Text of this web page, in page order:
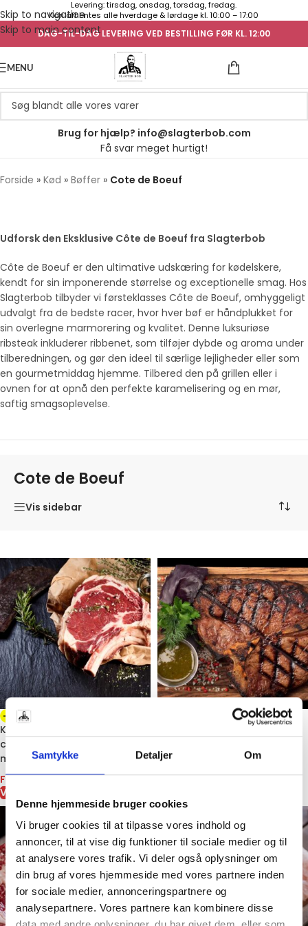
Samtykke Detaljer Om
Denne hjemmeside bruger cookies
Vi bruger cookies til at tilpasse vores indhold og
annoncer, til at vise dig funktioner til sociale medier og til
at analysere vores trafik. Vi deler også oplysninger om
din brug af vores hjemmeside med vores partnere inden
for sociale medier, annonceringspartnere og
analysepartnere. Vores partnere kan kombinere disse
Skip to navigation
Skip to main content
Levering: tirsdag, onsdag, torsdag, fredag.
Kan afhentes alle hverdage & lørdage kl. 10:00 – 17:00
DAG-TIL-DAG LEVERING VED BESTILLING FØR KL. 12:00
MENU
Brug for hjælp? info@slagterbob.com
Få svar meget hurtigt!
Forside » Kød » Bøffer » Cote de Boeuf
Udforsk den Eksklusive Côte de Boeuf fra Slagterbob
Côte de Boeuf er den ultimative udskæring for kødelskere,
kendt for sin imponerende størrelse og exceptionelle smag. Hos
Slagterbob tilbyder vi førsteklasses Côte de Boeuf, omhyggeligt
udvalgt fra de bedste racer, hvor hver bøf er håndplukket for
sin overlegne marmorering og kvalitet. Denne luksuriøse
ribsteak inkluderer ribbenet, som tilføjer dybde og aroma under
tilberedningen, og gør den ideel til særlige lejligheder eller som
en gourmetmiddag hjemme. Tilbered den på grillen eller i
ovnen for at opnå den perfekte karamelisering og en mør,
saftig smagsoplevelse.
Cote de Boeuf
Vis sidebar
-39%
Krogmodnet Græsfodret
côte de boeuf – luksus steak
med ben 350-450g
Fra109,00kr.
VÆLG MULIGHEDER
Krogmodnet Porterhouse
Fra
VÆLG MULIGHEDER